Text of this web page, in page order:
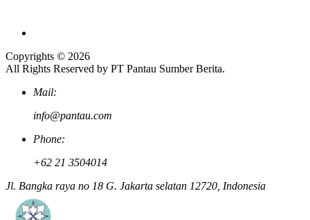
Copyrights © 2026
All Rights Reserved by PT Pantau Sumber Berita.
Mail:
info@pantau.com
Phone:
+62 21 3504014
Jl. Bangka raya no 18 G. Jakarta selatan 12720, Indonesia